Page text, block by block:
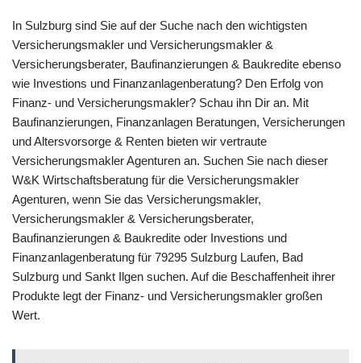
In Sulzburg sind Sie auf der Suche nach den wichtigsten
Versicherungsmakler und Versicherungsmakler &
Versicherungsberater, Baufinanzierungen & Baukredite ebenso
wie Investions und Finanzanlagenberatung? Den Erfolg von
Finanz- und Versicherungsmakler? Schau ihn Dir an. Mit
Baufinanzierungen, Finanzanlagen Beratungen, Versicherungen
und Altersvorsorge & Renten bieten wir vertraute
Versicherungsmakler Agenturen an. Suchen Sie nach dieser
W&K Wirtschaftsberatung für die Versicherungsmakler
Agenturen, wenn Sie das Versicherungsmakler,
Versicherungsmakler & Versicherungsberater,
Baufinanzierungen & Baukredite oder Investions und
Finanzanlagenberatung für 79295 Sulzburg Laufen, Bad
Sulzburg und Sankt Ilgen suchen. Auf die Beschaffenheit ihrer
Produkte legt der Finanz- und Versicherungsmakler großen
Wert.